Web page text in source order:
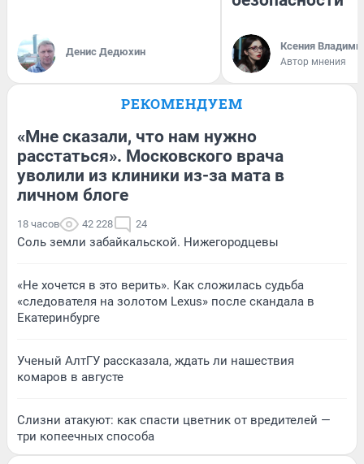
Денис Дедюхин Ксения
Автор мнения
РЕКОМЕНДУЕМ
«Мне сказали, что нам нужно
расстаться». Московского врача
уволили из клиники из-за мата в
личном блоге
18 часов 42 228 24
Соль земли забайкальской. Нижегородцевы
«Не хочется в это верить». Как сложилась судьба
«следователя на золотом Lexus» после скандала в
Екатеринбурге
Ученый АлтГУ рассказала, ждать ли нашествия
комаров в августе
Слизни атакуют: как спасти цветник от вредителей —
три копеечных способа